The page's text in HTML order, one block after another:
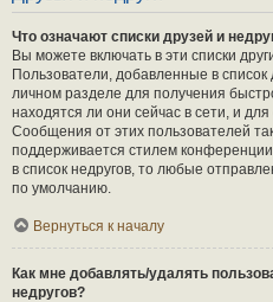
Что означают списки друзей и
Вы можете включать в эти списки
Пользователи, добавленные в
личном разделе для получения
находятся ли они сейчас в сети, и
Сообщения от этих пользователей
поддерживается стилем
в список недругов, то любые
по умолчанию.
Вернуться к началу
Как мне добавлять/удалять
недругов?